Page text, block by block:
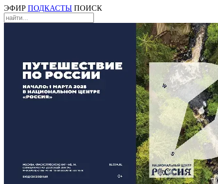
ЭФИР ПОДКАСТЫ ПОИСК